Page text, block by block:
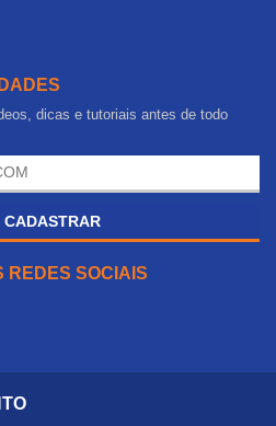
dicas e tutoriais antes de todo
CADASTRAR
REDES SOCIAIS